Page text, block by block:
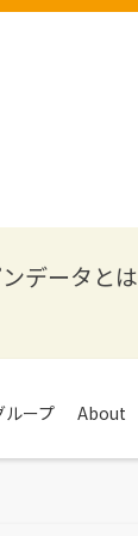
データとは
ループ About